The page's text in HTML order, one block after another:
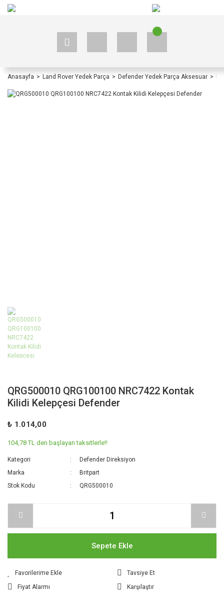
Anasayfa Land Rover Yedek Parça Defender Yedek Parça Aksesuar
QRG500010 QRG100100 NRC7422 Kontak
Kilidi Kelepçesi Defender
₺ 1.014,00
104,78 TL den başlayan taksitlerle!!
Kategori
Defender Direksiyon
Marka
Britpart
Stok Kodu
QRG500010
Sepete Ekle
Tavsiye Et
Fiyat Alarmı
Karşılaştır